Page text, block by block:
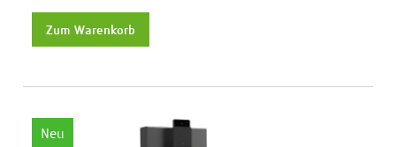
Zum Warenkorb
Neu